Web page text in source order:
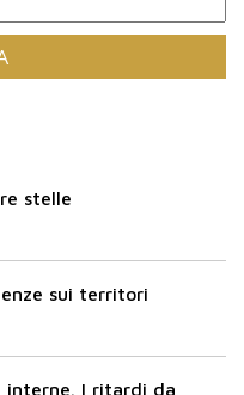
stelle
sui territori
interne. I ritardi da